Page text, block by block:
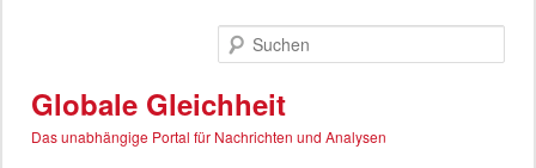
Globale Gleichheit
Das unabhängige Portal für Nachrichten und Analysen